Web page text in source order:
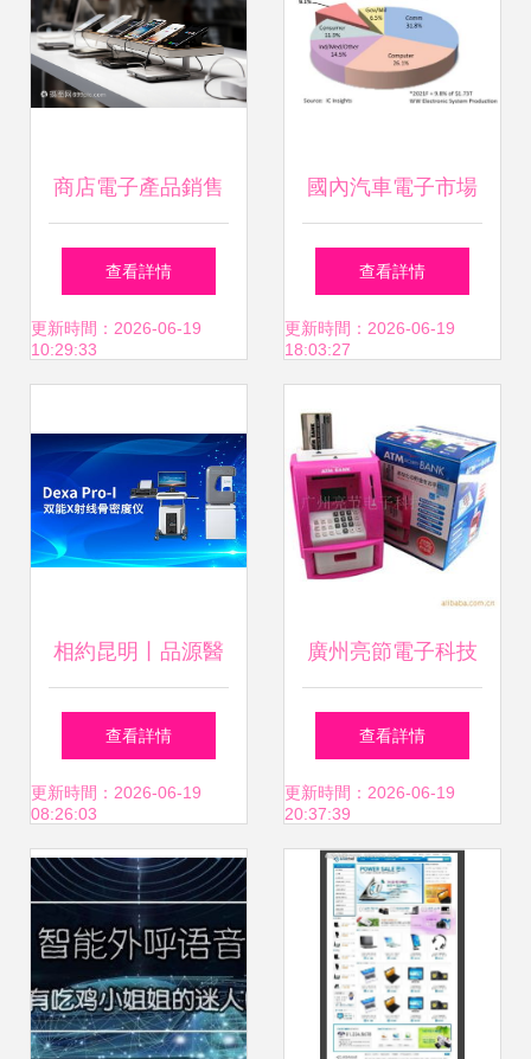
商店電子產品銷售
策略 以手機為核心
的產品組合與市場
查看詳情
更新時間：2026-06-19
10:29:33
國內汽車電子市場
風頭正勁，2021年
全球份額預計攀升
查看詳情
更新時間：2026-06-19
18:03:27
相約昆明丨品源醫
療邀您共赴2019中
國（昆明）大健康
產業博覽會，共探
儀器儀表銷售新機
遇
查看詳情
更新時間：2026-06-19
08:26:03
廣州亮節電子科技
廣告促銷禮品與儀
器儀表銷售的綜合
供應商
查看詳情
更新時間：2026-06-19
20:37:39